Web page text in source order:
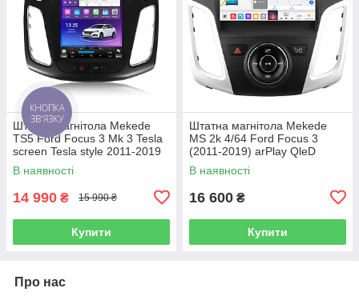
Штатна магнітола Mekede
TS5 Ford Focus 3 Mk 3 Tesla
screen Tesla style 2011-2019
Android
В наявності
14 990 ₴ 15 990 ₴
Купити
Штатна магнітола Mekede
MS 2k 4/64 Ford Focus 3
(2011-2019) arPlay QleD
В наявності
16 600 ₴
Купити
Про нас
КНОПКА
ЗВ'ЯЗКУ